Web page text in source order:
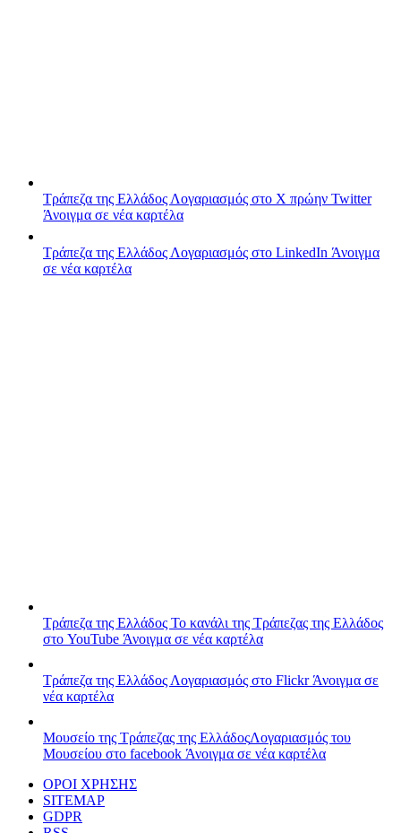
Τράπεζα της Ελλάδος Λογαριασμός στο X πρώην Twitter
Άνοιγμα σε νέα καρτέλα
Τράπεζα της Ελλάδος Λογαριασμός στο LinkedIn Άνοιγμα
σε νέα καρτέλα
Τράπεζα της Ελλάδος Το κανάλι της Τράπεζας της Ελλάδος
στο YouTube Άνοιγμα σε νέα καρτέλα
Τράπεζα της Ελλάδος Λογαριασμός στο FlickrΆνοιγμα σε
νέα καρτέλα
Μουσείο της Τράπεζας της ΕλλάδοςΛογαριασμός του
Μουσείου στο facebook Άνοιγμα σε νέα καρτέλα
ΟΡΟΙ ΧΡΗΣΗΣ
SITEMAP
GDPR